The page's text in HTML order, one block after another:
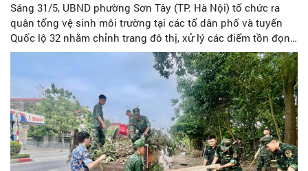
Sáng 31/5, UBND phường Sơn Tây (TP. Hà Nội) tổ chức ra
quân tổng vệ sinh môi trường tại các tổ dân phố và tuyến
Quốc lộ 32 nhằm chỉnh trang đô thị, xử lý các điểm tồn đọng
rác thải, phế thải xây dựng trên địa bàn.